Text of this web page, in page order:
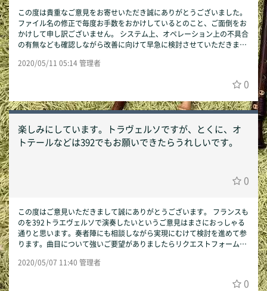
かります。よろしくお願いします。
この度は貴重なご意見をお寄せいただき誠にありがとうございました。
ファイル名の修正で毎度お手数をおかけしているとのこと、ご面倒をお
かけして申し訳ございません。 システム上、オペレーション上の不具合
の有無なども確認しながら改善に向けて早急に検討させていただきま
だけますと幸いです。 以上、引き続きSmart Accompanistをどうぞ宜
2020/05/11 05:14 管理者
0
楽しみにしています。トラヴェルソですが、とくに、オ
トテールなどは392でもお願いできたらうれしいです。
0
この度はご意見いただきまして誠にありがとうございます。 フランスも
のを392トラエヴェルソで演奏したいというご意見はまさにおっしゃる
通りと思います。奏者陣にも相談しながら実現にむけて検討を進めて参
ります。曲目について強いご要望がありましたらリクエストフォームに
しくお願いいたします。 Smart Accompanist運営事務局
2020/05/07 11:40 管理者
0